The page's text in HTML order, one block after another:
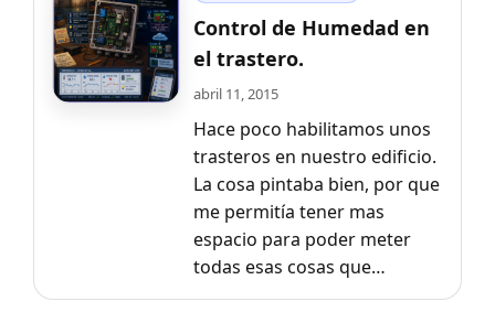
Control de Humedad en
el trastero.
abril 11, 2015
Hace poco habilitamos unos
trasteros en nuestro edificio.
La cosa pintaba bien, por que
me permitía tener mas
espacio para poder meter
todas esas cosas que…